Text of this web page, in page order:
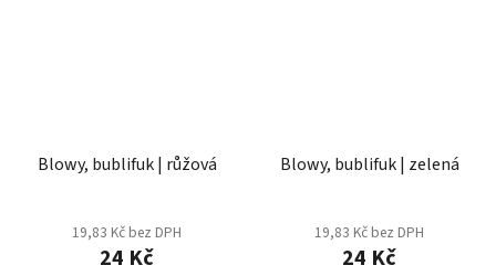
Blowy, bublifuk | růžová
19,83 Kč bez DPH
24 Kč
Blowy, bublifuk | zelená
19,83 Kč bez DPH
24 Kč